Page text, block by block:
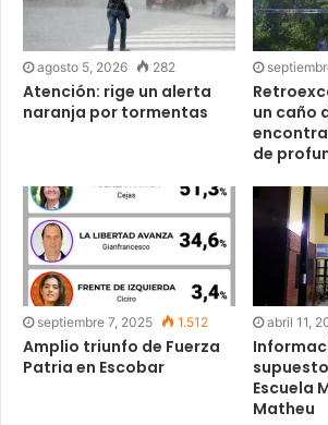
agosto 5, 2026 282
Atención: rige un alerta
naranja por tormentas
un caño
de
septiembre 7, 2025 1.512
Amplio triunfo de Fuerza
Patria en Escobar
abril 11,
Escuela
Matheu